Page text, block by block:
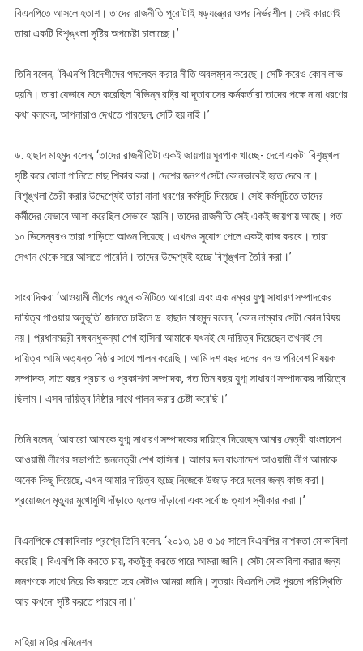
বিএনপিতে আসলে হতাশ। তাদের রাজনীতি পুরোটাই ষড়যন্ত্রের ওপর নির্ভরশীল। সেই কারণেই
তারা একটি বিশৃঙ্খলা সৃষ্টির অপচেষ্টা চালাচ্ছে।’
তিনি বলেন, ‘বিএনপি বিদেশীদের পদলেহন করার নীতি অবলম্বন করেছে। সেটি করেও কোন লাভ
হয়নি। তারা যেভাবে মনে করেছিল বিভিন্ন রাষ্ট্র বা দূতাবাসের কর্মকর্তারা তাদের পক্ষে নানা ধরণের
কথা বলবেন, আপনারাও দেখতে পারছেন, সেটি হয় নাই।’
ড. হাছান মাহমুদ বলেন, ‘তাদের রাজনীতিটা একই জায়গায় ঘুরপাক খাচ্ছে- দেশে একটা বিশৃঙ্খলা
সৃষ্টি করে ঘোলা পানিতে মাছ শিকার করা। দেশের জনগণ সেটা কোনভাবেই হতে দেবে না।
বিশৃঙ্খলা তৈরী করার উদ্দেশ্যেই তারা নানা ধরণের কর্মসূচি দিয়েছে। সেই কর্মসূচিতে তাদের
কর্মীদের যেভাবে আশা করেছিল সেভাবে হয়নি। তাদের রাজনীতি সেই একই জায়গায় আছে। গত
১০ ডিসেম্বরও তারা গাড়িতে আগুন দিয়েছে। এখনও সুযোগ পেলে একই কাজ করবে। তারা
সেখান থেকে সরে আসতে পারেনি। তাদের উদ্দেশ্যই হচ্ছে বিশৃঙ্খলা তৈরি করা।’
সাংবাদিকরা ‘আওয়ামী লীগের নতুন কমিটিতে আবারো এবং এক নম্বর যুগ্ম সাধারণ সম্পাদকের
দায়িত্ব পাওয়ায় অনুভূতি’ জানতে চাইলে ড. হাছান মাহমুদ বলেন, ‘কোন নাম্বার সেটা কোন বিষয়
নয়। প্রধানমন্ত্রী বঙ্গবন্ধুকন্যা শেখ হাসিনা আমাকে যখনই যে দায়িত্ব দিয়েছেন তখনই সে
দায়িত্ব আমি অত্যন্ত নিষ্ঠার সাথে পালন করেছি। আমি দশ বছর দলের বন ও পরিবেশ বিষয়ক
সম্পাদক, সাত বছর প্রচার ও প্রকাশনা সম্পাদক, গত তিন বছর যুগ্ম সাধারণ সম্পাদকের দায়িত্বে
ছিলাম। এসব দায়িত্ব নিষ্ঠার সাথে পালন করার চেষ্টা করেছি।’
তিনি বলেন, ‘আবারো আমাকে যুগ্ম সাধারণ সম্পাদকের দায়িত্ব দিয়েছেন আমার নেত্রী বাংলাদেশ
আওয়ামী লীগের সভাপতি জননেত্রী শেখ হাসিনা। আমার দল বাংলাদেশ আওয়ামী লীগ আমাকে
অনেক কিছু দিয়েছে, এখন আমার দায়িত্ব হচ্ছে নিজেকে উজাড় করে দলের জন্য কাজ করা।
প্রয়োজনে মৃত্যুর মুখোমুখি দাঁড়াতে হলেও দাঁড়ানো এবং সর্বোচ্চ ত্যাগ স্বীকার করা।’
বিএনপিকে মোকাবিলার প্রশ্নে তিনি বলেন, ‘২০১৩, ১৪ ও ১৫ সালে বিএনপির নাশকতা মোকাবিলা
করেছি। বিএনপি কি করতে চায়, কতটুকু করতে পারে আমরা জানি। সেটা মোকাবিলা করার জন্য
জনগণকে সাথে নিয়ে কি করতে হবে সেটাও আমরা জানি। সুতরাং বিএনপি সেই পুরনো পরিস্থিতি
আর কখনো সৃষ্টি করতে পারবে না।’
মাহিয়া মাহির নমিনেশন